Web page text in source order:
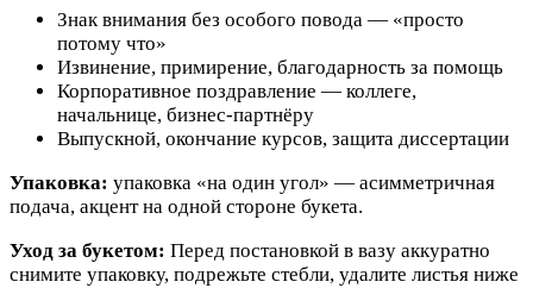
Знак внимания без особого повода — «просто
потому что»
Извинение, примирение, благодарность за помощь
Корпоративное поздравление — коллеге,
начальнице, бизнес-партнёру
Выпускной, окончание курсов, защита диссертации
Упаковка: упаковка «на один угол» — асимметричная
подача, акцент на одной стороне букета.
Уход за букетом: Перед постановкой в вазу аккуратно
снимите упаковку, подрежьте стебли, удалите листья ниже